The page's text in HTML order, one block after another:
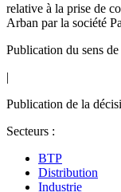
relative à la prise de
Arban par la société
Publication du sens
|
Publication de la
Secteurs :
BTP
Distribution
Industrie